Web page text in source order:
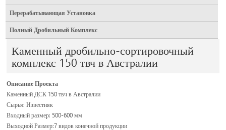
Перерабатывающая Установка
Полный Дробильный Комплекс
Каменный дробильно-сортировочный
комплекс 150 твч в Австралии
Описание Проекта
Каменный ДСК 150 твч в Австралии
Сырья: Известняк
Входный размер: 500-600 мм
Выходной Размер:7 видов конечной продукции